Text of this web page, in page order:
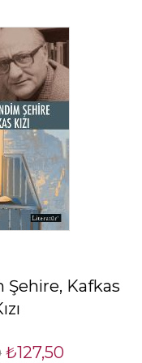
Kafkas
₺127,50